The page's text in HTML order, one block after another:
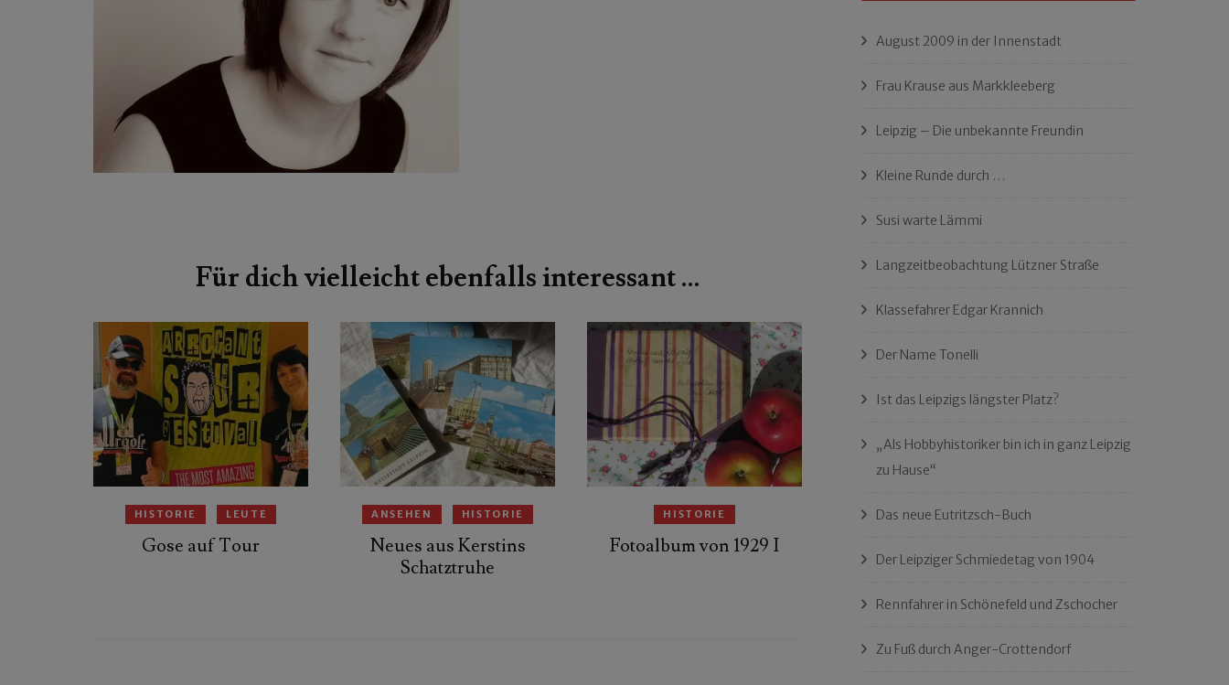
Für dich vielleicht ebenfalls interessant …
HISTORIE LEUTE
Gose auf Tour
ANSEHEN HISTORIE
Neues aus Kerstins
Schatztruhe
HISTORIE
Fotoalbum von 1929 I
August 2009 in der Innenstadt
Frau Krause aus Markkleeberg
Leipzig – Die unbekannte Freundin
Kleine Runde durch …
Susi warte Lämmi
Langzeitbeobachtung Lützner Straße
Klassefahrer Edgar Krannich
Der Name Tonelli
Ist das Leipzigs längster Platz?
„Als Hobbyhistoriker bin ich in ganz Leipzig
zu Hause“
Das neue Eutritzsch-Buch
Der Leipziger Schmiedetag von 1904
Rennfahrer in Schönefeld und Zschocher
Zu Fuß durch Anger-Crottendorf